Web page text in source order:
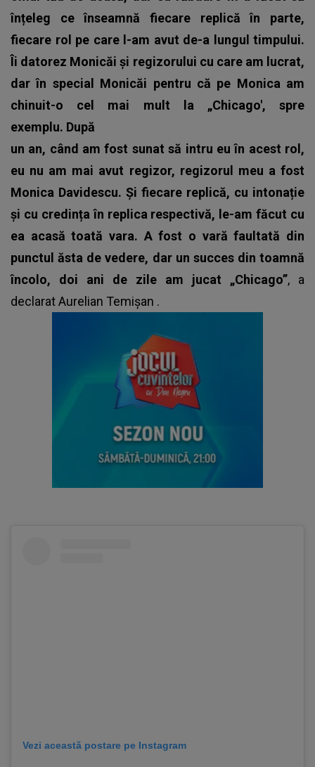
înțeleg ce înseamnă fiecare replică în parte,
fiecare rol pe care l-am avut de-a lungul timpului.
Îi datorez Monicăi și regizorului cu care am lucrat,
dar în special Monicăi pentru că pe Monica am
chinuit-o cel mai mult la „Chicago', spre
exemplu. După
un an, când am fost sunat să intru eu în acest rol,
eu nu am mai avut regizor, regizorul meu a fost
Monica Davidescu. Și fiecare replică, cu intonație
și cu credința în replica respectivă, le-am făcut cu
ea acasă toată vara. A fost o vară faultată din
punctul ăsta de vedere, dar un succes din toamnă
încolo, doi ani de zile am jucat „Chicago”, a
declaratAurelian Temișan .
Vezi această postare pe Instagram